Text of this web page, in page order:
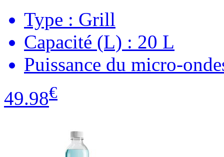
Type : Grill
Capacité (L) : 20 L
Puissance du micro-
49.98€